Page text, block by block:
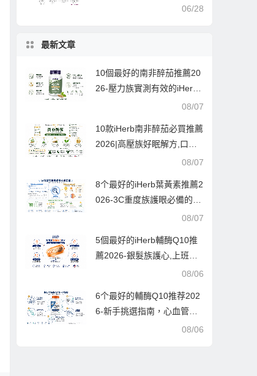
膚低至5折促銷曡加品牌滿贈
06/28
最新文章
10個最好的南非醉茄推薦20
26-壓力族實測有效的iHerb
熱銷榜,從入門到高階一次收
08/07
10款iHerb南非醉茄必買推薦
2026|高壓族好眠解方,口碑
08/07
8个最好的iHerb葉黃素推薦2
026-3C重度族護眼必備的高
CP值選購指南，每款均經iH
08/07
5個最好的iHerb輔酶Q10推
薦2026-銀髮族護心,上班族
提神,愛美人士抗老的終極指
08/06
6个最好的輔酶Q10推荐202
6-新手挑選指南，心血管保
健與抗老必備，每款都經過
08/06